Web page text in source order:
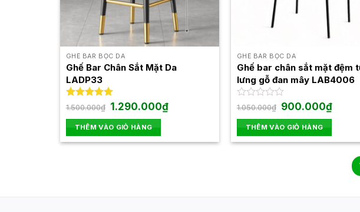
GHẾ BAR BỌC DA
Ghế Bar Chân Sắt Mặt Da
LADP33
Được xếp
5.00
5 sao
1.500.000₫ Giá
gốc
là:
1.500.000₫.
1.290.000₫Giá
hiện
THÊM VÀO GIỎ HÀNG
GHẾ BAR BỌC DA
Ghế bar chân sắt mặt đệm
lưng gỗ đan mây LAB4006
Được
hạng
0
5
1.050.000₫ Giá
gốc
là:
1.050.000₫.
900.000₫Giá
hiện
tại
THÊM VÀO GIỎ HÀNG